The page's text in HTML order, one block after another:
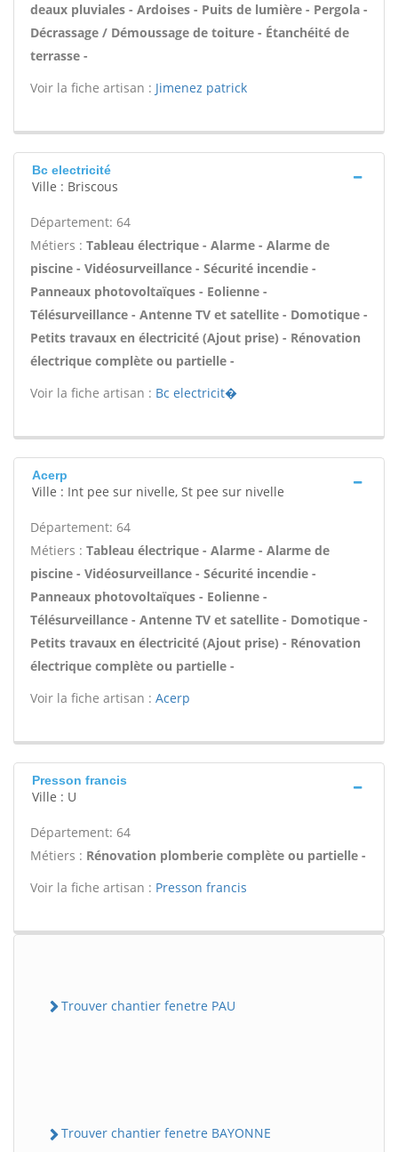
deaux pluviales - Ardoises - Puits de lumière - Pergola -
Décrassage / Démoussage de toiture - Étanchéité de
terrasse -
Voir la fiche artisan : Jimenez patrick
Bc electricité
Ville : Briscous
Département: 64
Métiers : Tableau électrique - Alarme - Alarme de
piscine - Vidéosurveillance - Sécurité incendie -
Panneaux photovoltaïques - Eolienne -
Télésurveillance - Antenne TV et satellite - Domotique -
Petits travaux en électricité (Ajout prise) - Rénovation
électrique complète ou partielle -
Voir la fiche artisan : Bc electricit�
Acerp
Ville : Int pee sur nivelle, St pee sur nivelle
Département: 64
Métiers : Tableau électrique - Alarme - Alarme de
piscine - Vidéosurveillance - Sécurité incendie -
Panneaux photovoltaïques - Eolienne -
Télésurveillance - Antenne TV et satellite - Domotique -
Petits travaux en électricité (Ajout prise) - Rénovation
électrique complète ou partielle -
Voir la fiche artisan : Acerp
Presson francis
Ville : U
Département: 64
Métiers : Rénovation plomberie complète ou partielle -
Voir la fiche artisan : Presson francis
Trouver chantier fenetre PAU
Trouver chantier fenetre BAYONNE